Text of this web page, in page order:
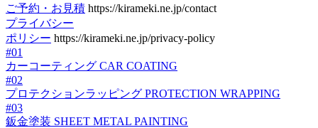
ご予約・お見積 https://kirameki.ne.jp/contact
プライバシー
ポリシー https://kirameki.ne.jp/privacy-policy
#01
カーコーティング CAR COATING
#02
プロテクションラッピング PROTECTION WRAPPING
#03
鈑金塗装 SHEET METAL PAINTING